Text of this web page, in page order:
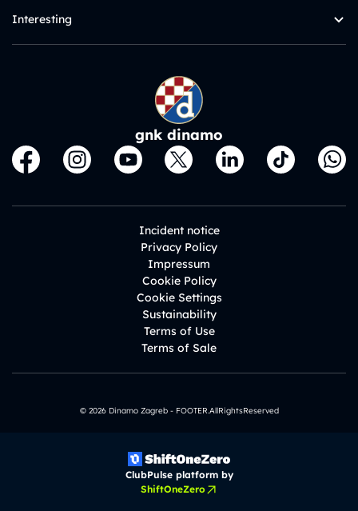
Interesting
gnk dinamo
Incident notice
Privacy Policy
Impressum
Cookie Policy
Cookie Settings
Sustainability
Terms of Use
Terms of Sale
© 2026 Dinamo Zagreb - FOOTER.AllRightsReserved
ClubPulse platform by
ShiftOneZero